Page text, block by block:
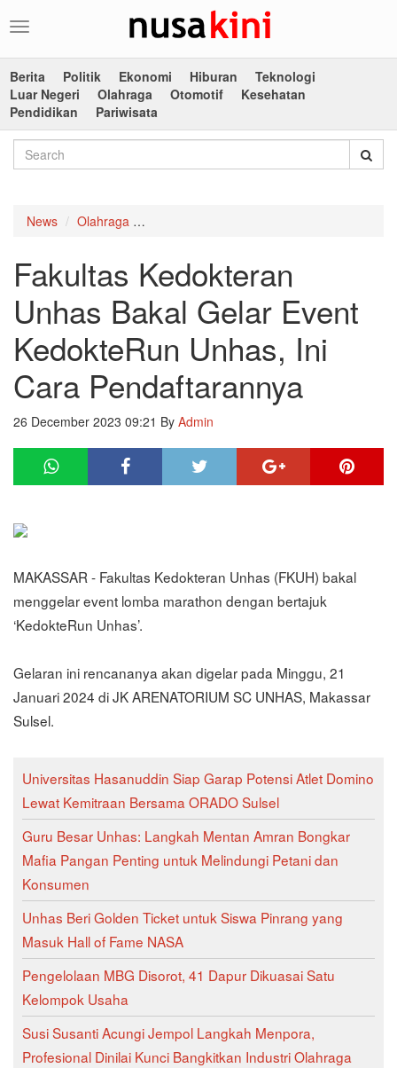
Toggle
Berita
Politik Ekonomi Hiburan
Teknologi
Luar Negeri
Olahraga Otomotif
Kesehatan
Pendidikan
Pariwisata
News Olahraga
Fakultas Kedokteran
Unhas Bakal Gelar Event
KedokteRun Unhas, Ini
Cara Pendaftarannya
26 December 2023 09:21 By Admin
MAKASSAR - Fakultas Kedokteran Unhas (FKUH) bakal
menggelar event lomba marathon dengan bertajuk
‘KedokteRun Unhas’.
Gelaran ini rencananya akan digelar pada Minggu, 21
Januari 2024 di JK ARENATORIUM SC UNHAS, Makassar
Sulsel.
Universitas Hasanuddin Siap Garap Potensi Atlet Domino
Lewat Kemitraan Bersama ORADO Sulsel
Guru Besar Unhas: Langkah Mentan Amran Bongkar
Mafia Pangan Penting untuk Melindungi Petani dan
Konsumen
Unhas Beri Golden Ticket untuk Siswa Pinrang yang
Masuk Hall of Fame NASA
Pengelolaan MBG Disorot, 41 Dapur Dikuasai Satu
Kelompok Usaha
Susi Susanti Acungi Jempol Langkah Menpora,
Profesional Dinilai Kunci Bangkitkan Industri Olahraga